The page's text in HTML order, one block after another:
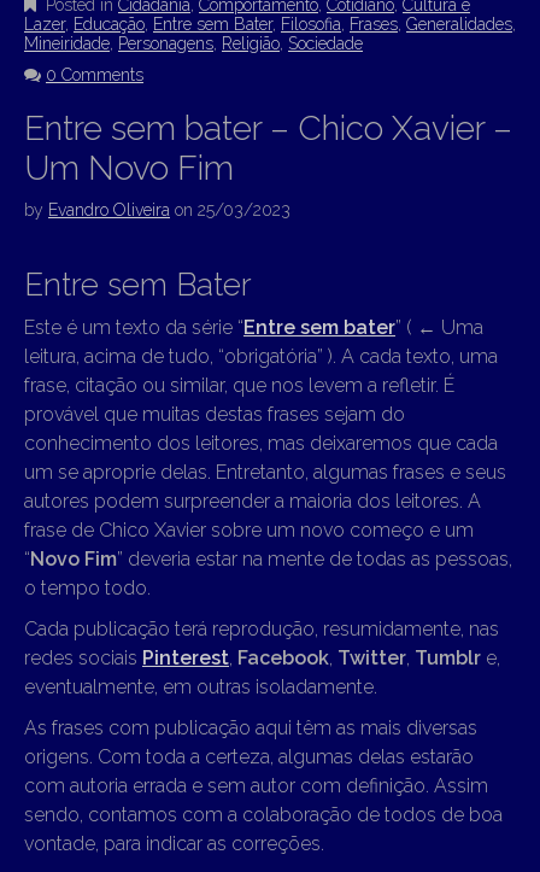
Posted in Cidadania Comportamento Cotidiano Cultura e
Lazer, Educação Entre sem Bater, Filosofia Frases Generalidades
Mineiridade Personagens Religião Sociedade
0 Comments
Entre sem bater – Chico Xavier –
Um Novo Fim
by Evandro Oliveira on 25/03/2023
Entre sem Bater
Este é um texto da série “Entre sem bater” ( ← Uma
leitura, acima de tudo, “obrigatória” ). A cada texto, uma
frase, citação ou similar, que nos levem a refletir. É
provável que muitas destas frases sejam do
conhecimento dos leitores, mas deixaremos que cada
um se aproprie delas. Entretanto, algumas frases e seus
autores podem surpreender a maioria dos leitores. A
frase de Chico Xavier sobre um novo começo e um
“Novo Fim” deveria estar na mente de todas as pessoas,
o tempo todo.
Cada publicação terá reprodução, resumidamente, nas
redes sociais Pinterest, Facebook, Twitter, Tumblr e,
eventualmente, em outras isoladamente.
As frases com publicação aqui têm as mais diversas
origens. Com toda a certeza, algumas delas estarão
com autoria errada e sem autor com definição. Assim
sendo, contamos com a colaboração de todos de boa
vontade, para indicar as correções.